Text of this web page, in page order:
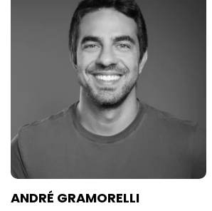
ANDRÉ GRAMORELLI